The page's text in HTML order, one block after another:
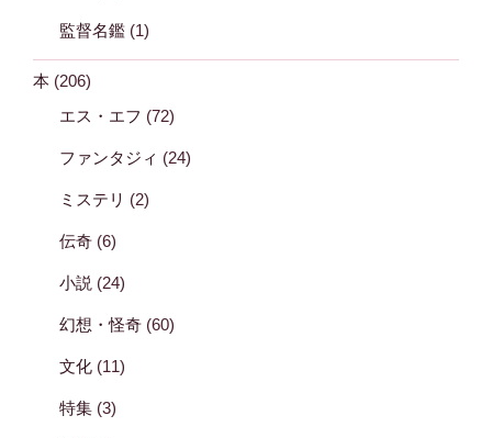
監督名鑑 (1)
本 (206)
エス・エフ (72)
ファンタジィ (24)
ミステリ (2)
伝奇 (6)
小説 (24)
幻想・怪奇 (60)
文化 (11)
特集 (3)